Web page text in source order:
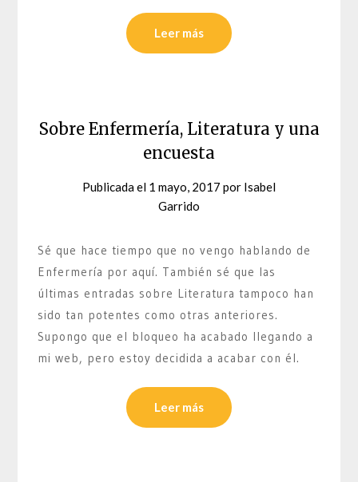
Leer más
Sobre Enfermería, Literatura y una
encuesta
Publicada el 1 mayo, 2017 por Isabel
Garrido
Sé que hace tiempo que no vengo hablando de
Enfermería por aquí. También sé que las
últimas entradas sobre Literatura tampoco han
sido tan potentes como otras anteriores.
Supongo que el bloqueo ha acabado llegando a
mi web, pero estoy decidida a acabar con él.
Leer más